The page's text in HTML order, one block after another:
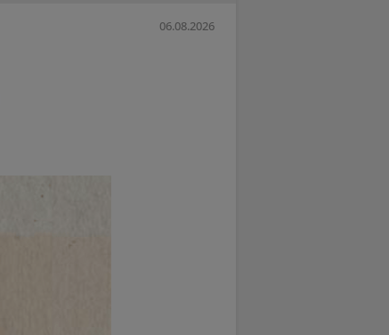
06.08.2026